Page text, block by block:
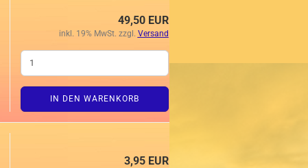
49,50 EUR
inkl. 19% MwSt. zzgl. Versand
IN DEN WARENKORB
3,95 EUR